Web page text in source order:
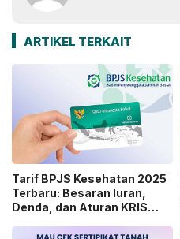
ARTIKEL TERKAIT
Tarif BPJS Kesehatan 2025
Terbaru: Besaran Iuran,
Denda, dan Aturan KRIS